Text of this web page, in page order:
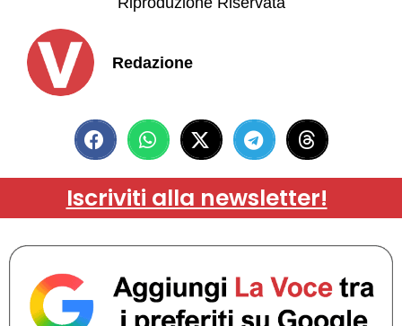
Redazione
Iscriviti alla newsletter!